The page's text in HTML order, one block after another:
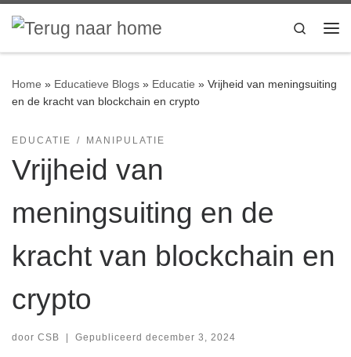
Ga naar inhoud
Search
Home » Educatieve Blogs » Educatie » Vrijheid van meningsuiting
en de kracht van blockchain en crypto
EDUCATIE MANIPULATIE
Vrijheid van
meningsuiting en de
kracht van blockchain en
crypto
door CSB | Gepubliceerd december 3, 2024